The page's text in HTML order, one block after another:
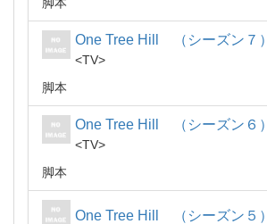
One Tree Hill （シーズン７）
TV
脚本
One Tree Hill （シーズン６）
TV
脚本
One Tree Hill （シーズン５）